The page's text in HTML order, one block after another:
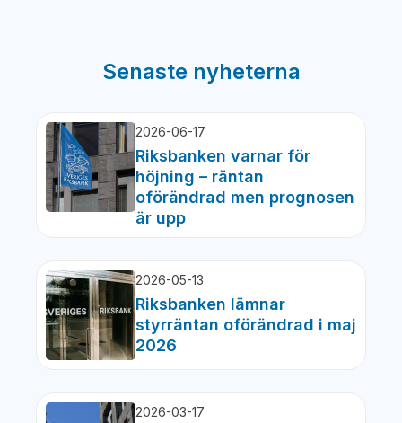
Senaste nyheterna
2026-06-17
Riksbanken varnar för
höjning – räntan
oförändrad men prognosen
är upp
2026-05-13
Riksbanken lämnar
styrräntan oförändrad i maj
2026
2026-03-17